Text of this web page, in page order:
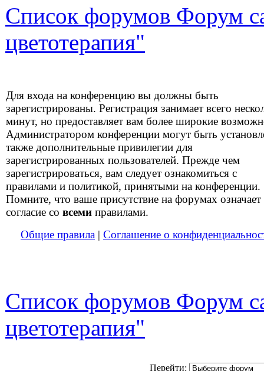
Список форумов Форум
цветотерапия"
Для входа на конференцию вы должны быть
зарегистрированы. Регистрация занимает всего
минут, но предоставляет вам более широкие
Администратором конференции могут быть
также дополнительные привилегии для
зарегистрированных пользователей. Прежде чем
зарегистрироваться, вам следует ознакомиться с
правилами и политикой, принятыми на конференции.
Помните, что ваше присутствие на форумах означает
согласие со всеми правилами.
Общие правила | Соглашение о
Список форумов Форум
цветотерапия"
Перейти: